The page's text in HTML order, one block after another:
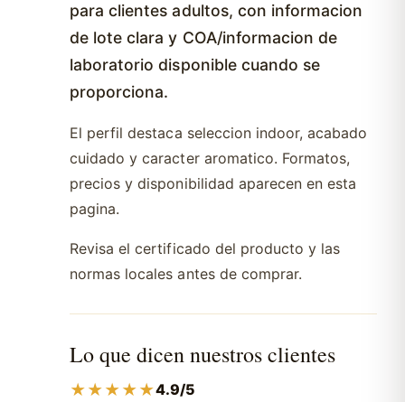
para clientes adultos, con informacion
de lote clara y COA/informacion de
laboratorio disponible cuando se
proporciona.
El perfil destaca seleccion indoor, acabado
cuidado y caracter aromatico. Formatos,
precios y disponibilidad aparecen en esta
pagina.
Revisa el certificado del producto y las
normas locales antes de comprar.
Lo que dicen nuestros clientes
★★★★★4.9/5